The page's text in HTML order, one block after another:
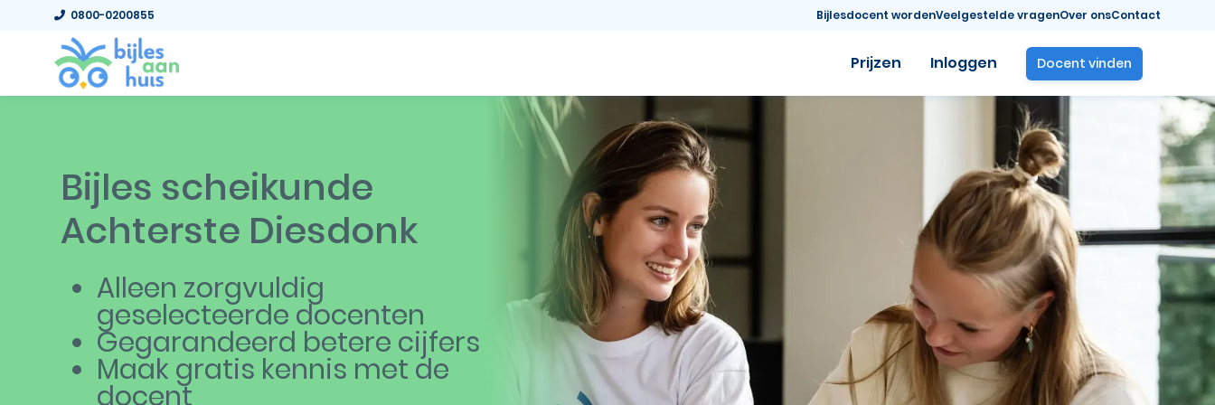
0800-0200855 Bijlesdocent wordenVeelgestelde vragenOver onsContact
Prijzen Inloggen Docent vinden
Bijles scheikunde
Achterste Diesdonk
Alleen zorgvuldig
geselecteerde docenten
Gegarandeerd betere cijfers
Maak gratis kennis met de
docent